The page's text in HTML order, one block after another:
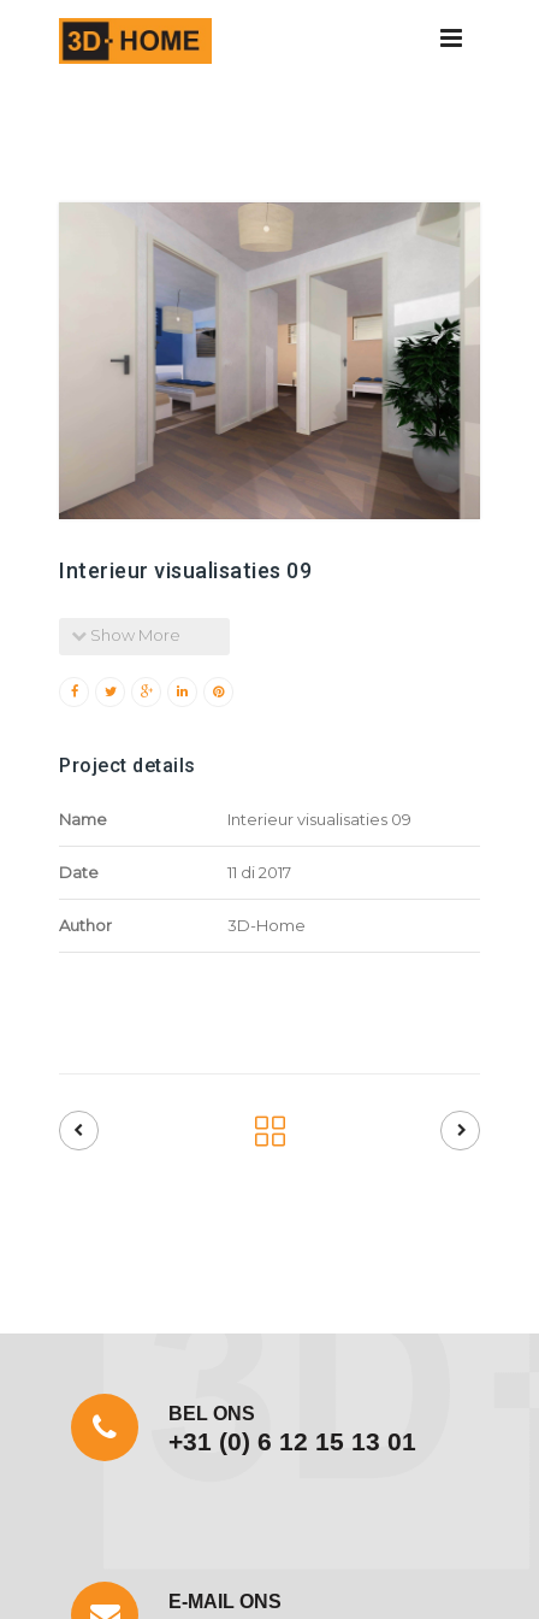
Interieur visualisaties 09
Show More
Project details
Name Interieur visualisaties 09
Date 11 di 2017
Author 3D-Home
BEL ONS
+31 (0) 6 12 15 13 01
E-MAIL ONS